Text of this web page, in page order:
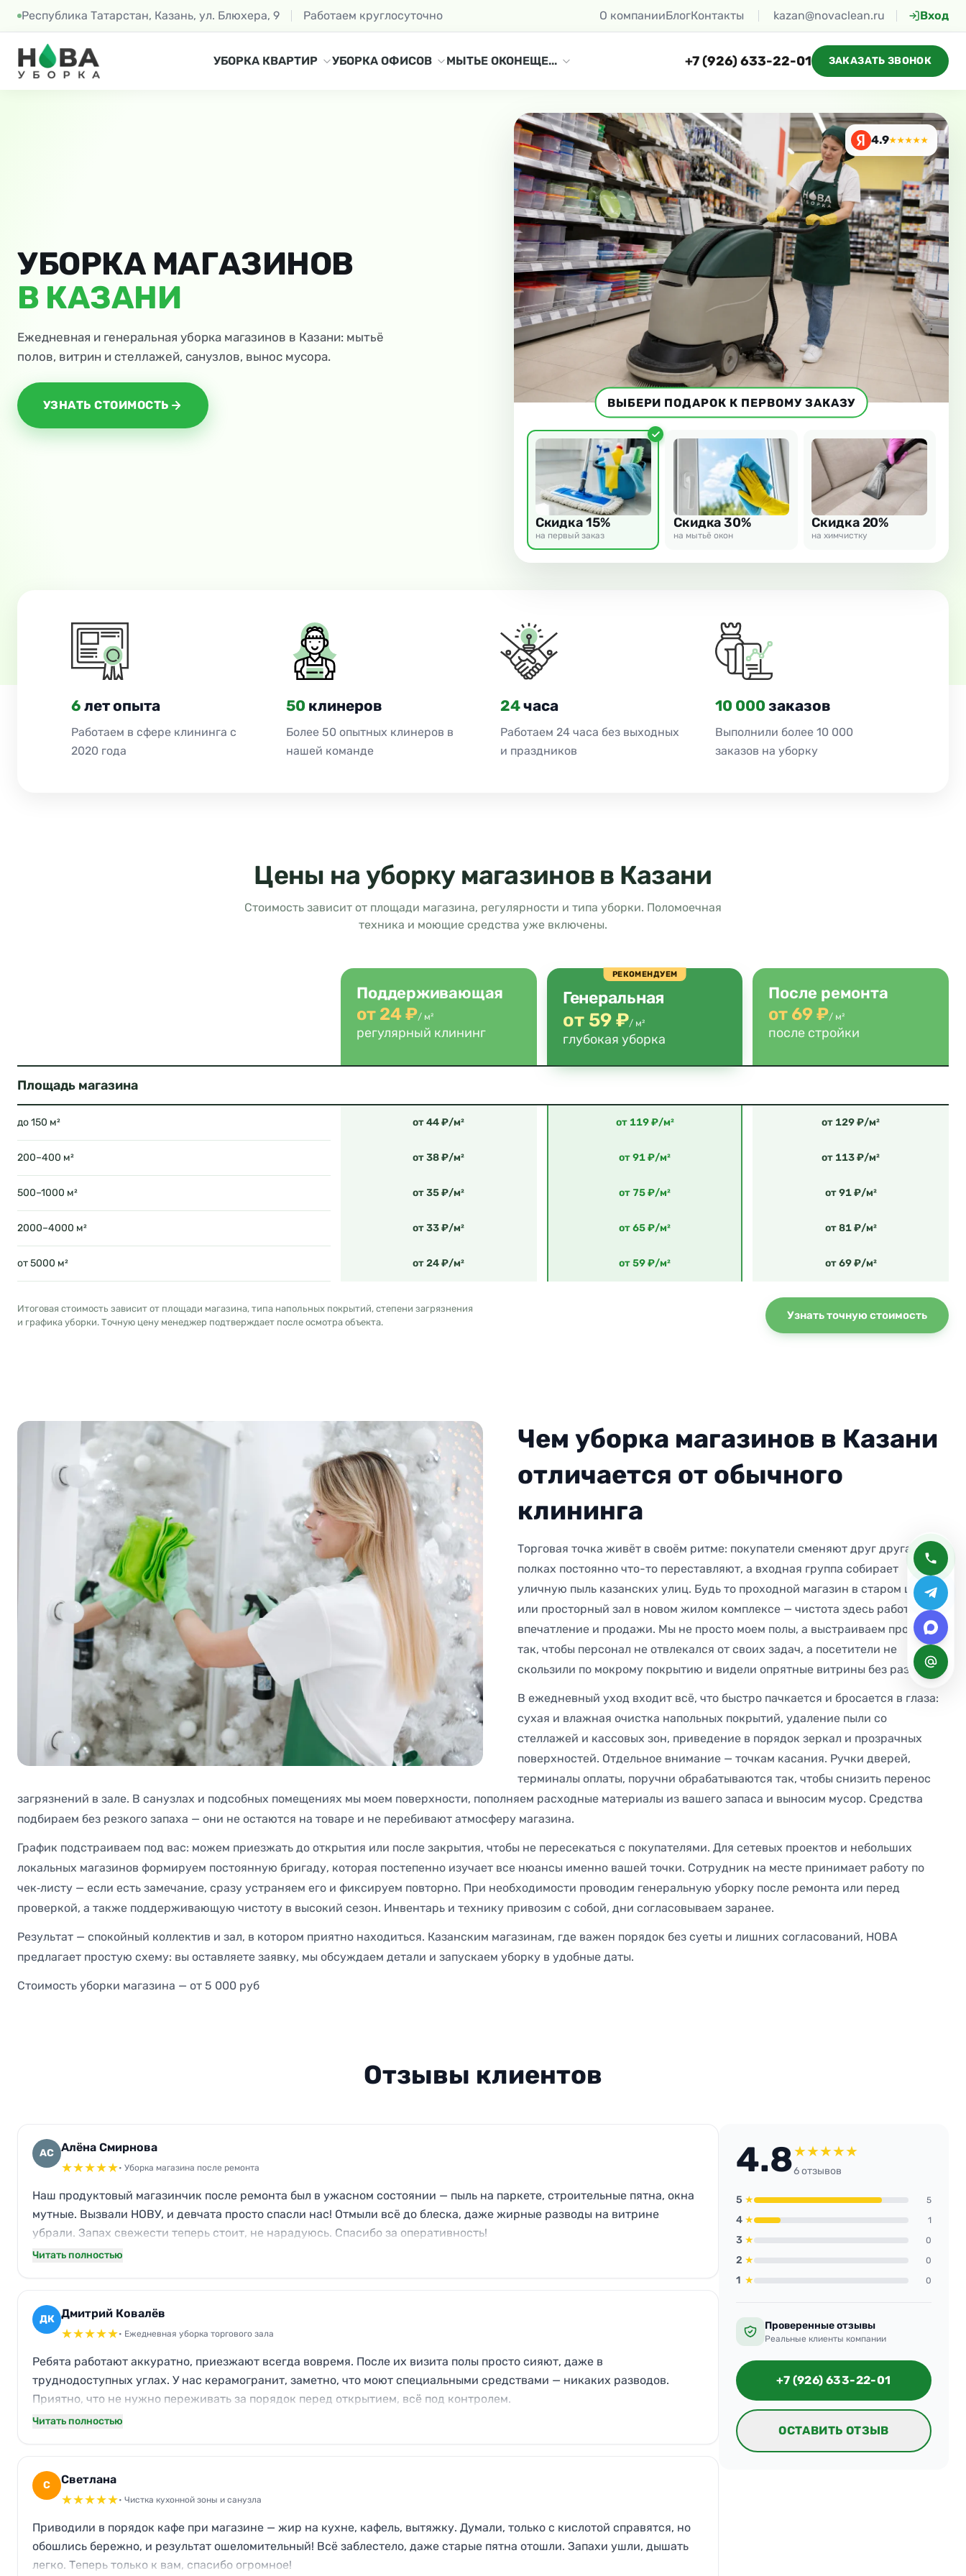
Республика Татарстан, Казань, ул. Блюхера, 9 Работаем круглосуточно О компанииБлогКонтакты kazan@novaclean.ru Вход
УБОРКА КВАРТИР УБОРКА ОФИСОВ МЫТЬЕ ОКОНЕЩЕ... +7 (926) 633-22-01 ЗАКАЗАТЬ ЗВОНОК
УБОРКА МАГАЗИНОВ
В КАЗАНИ
Ежедневная и генеральная уборка магазинов в Казани: мытьё
полов, витрин и стеллажей, санузлов, вынос мусора.
УЗНАТЬ СТОИМОСТЬ
4.9★★★★★
ВЫБЕРИ ПОДАРОК К ПЕРВОМУ ЗАКАЗУ
Скидка 15%
на первый заказ
Скидка 30%
на мытьё окон
Скидка 20%
на химчистку
6 лет опыта
Работаем в сфере клининга с
2020 года
50 клинеров
Более 50 опытных клинеров в
нашей команде
24часа
Работаем 24 часа без выходных
и праздников
10 000 заказов
Выполнили более 10 000
заказов на уборку
Цены на уборку магазинов в Казани
Стоимость зависит от площади магазина, регулярности и типа уборки. Поломоечная
техника и моющие средства уже включены.
Поддерживающая
от 24 ₽/ м²
регулярный клининг
РЕКОМЕНДУЕМ
Генеральная
от 59 ₽/ м²
глубокая уборка
После ремонта
от 69 ₽/ м²
после стройки
Площадь магазина
до 150 м² от 44 ₽/м² от 119 ₽/м² от 129 ₽/м²
200–400 м² от 38 ₽/м² от 91 ₽/м² от 113 ₽/м²
500–1000 м² от 35 ₽/м² от 75 ₽/м² от 91 ₽/м²
2000–4000 м² от 33 ₽/м² от 65 ₽/м² от 81 ₽/м²
от 5000 м² от 24 ₽/м² от 59 ₽/м² от 69 ₽/м²
Итоговая стоимость зависит от площади магазина, типа напольных покрытий, степени загрязнения
и графика уборки. Точную цену менеджер подтверждает после осмотра объекта.
Узнать точную стоимость
Чем уборка магазинов в Казани
отличается от обычного
клининга
Торговая точка живёт в своём ритме: покупатели сменяют друг друга, на
полках постоянно что-то переставляют, а входная группа собирает
уличную пыль казанских улиц. Будь то проходной магазин в старом центре
или просторный зал в новом жилом комплексе — чистота здесь работает на
впечатление и продажи. Мы не просто моем полы, а выстраиваем процесс
так, чтобы персонал не отвлекался от своих задач, а посетители не
скользили по мокрому покрытию и видели опрятные витрины без разводов.
В ежедневный уход входит всё, что быстро пачкается и бросается в глаза:
сухая и влажная очистка напольных покрытий, удаление пыли со
стеллажей и кассовых зон, приведение в порядок зеркал и прозрачных
поверхностей. Отдельное внимание — точкам касания. Ручки дверей,
терминалы оплаты, поручни обрабатываются так, чтобы снизить перенос
загрязнений в зале. В санузлах и подсобных помещениях мы моем поверхности, пополняем расходные материалы из вашего запаса и выносим мусор. Средства
подбираем без резкого запаха — они не остаются на товаре и не перебивают атмосферу магазина.
График подстраиваем под вас: можем приезжать до открытия или после закрытия, чтобы не пересекаться с покупателями. Для сетевых проектов и небольших
локальных магазинов формируем постоянную бригаду, которая постепенно изучает все нюансы именно вашей точки. Сотрудник на месте принимает работу по
чек‑листу — если есть замечание, сразу устраняем его и фиксируем повторно. При необходимости проводим генеральную уборку после ремонта или перед
проверкой, а также поддерживающую чистоту в высокий сезон. Инвентарь и технику привозим с собой, дни согласовываем заранее.
Результат — спокойный коллектив и зал, в котором приятно находиться. Казанским магазинам, где важен порядок без суеты и лишних согласований, НОВА
предлагает простую схему: вы оставляете заявку, мы обсуждаем детали и запускаем уборку в удобные даты.
Стоимость уборки магазина — от 5 000 руб
Отзывы клиентов
АС Алёна Смирнова
★★★★★• Уборка магазина после ремонта
Наш продуктовый магазинчик после ремонта был в ужасном состоянии — пыль на паркете, строительные пятна, окна
мутные. Вызвали НОВУ, и девчата просто спасли нас! Отмыли всё до блеска, даже жирные разводы на витрине
убрали. Запах свежести теперь стоит, не нарадуюсь. Спасибо за оперативность!
Читать полностью
ДК Дмитрий Ковалёв
★★★★★• Ежедневная уборка торгового зала
Ребята работают аккуратно, приезжают всегда вовремя. После их визита полы просто сияют, даже в
труднодоступных углах. У нас керамогранит, заметно, что моют специальными средствами — никаких разводов.
Приятно, что не нужно переживать за порядок перед открытием, всё под контролем.
Читать полностью
С Светлана
★★★★★• Чистка кухонной зоны и санузла
Приводили в порядок кафе при магазине — жир на кухне, кафель, вытяжку. Думали, только с кислотой справятся, но
обошлись бережно, и результат ошеломительный! Всё заблестело, даже старые пятна отошли. Запахи ушли, дышать
легко. Теперь только к вам, спасибо огромное!
4.8★★★★★
6 отзывов
5 ★ 5
4 ★ 1
3 ★ 0
2 ★ 0
1 ★ 0
Проверенные отзывы
Реальные клиенты компании
+7 (926) 633-22-01
ОСТАВИТЬ ОТЗЫВ